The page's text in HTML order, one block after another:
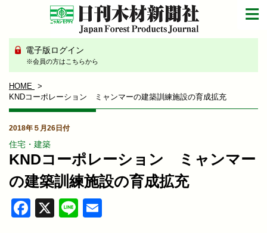
電子版ログイン
※会員の方はこちらから
HOME
KNDコーポレーション ミャンマーの建築訓練施設の育成拡充
2018年５月26日付
住宅・建築
KNDコーポレーション ミャンマー
の建築訓練施設の育成拡充
Facebook
X Line